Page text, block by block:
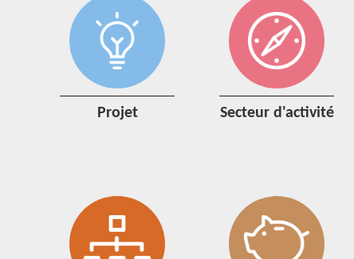
projet secteur d'activité